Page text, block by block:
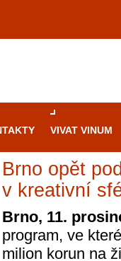
VIVAT VINUM
Brno opět
v kreativní
Brno, 11.
program, ve
milion korun na
Průvodce
Brně: Od
automaty
Brno je